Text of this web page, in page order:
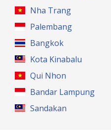
Nha Trang
Palembang
Bangkok
Kota Kinabalu
Qui Nhon
Bandar Lampung
Sandakan